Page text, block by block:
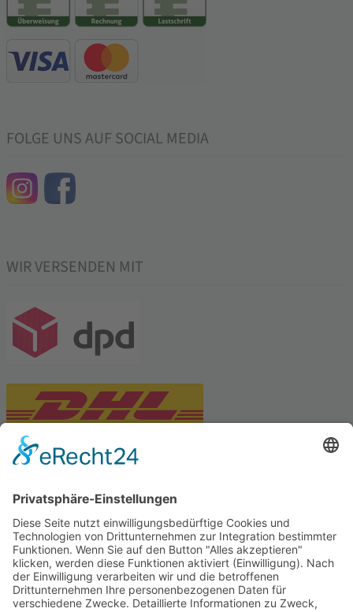
FOLGE UNS AUF SOCIAL MEDIA
WIR VERSENDEN MIT
Tekal – Textile Lebensqualität
Exklusive moderne & Orientteppiche
Feuerwerk XXL
Pyrotechnik online bestellen